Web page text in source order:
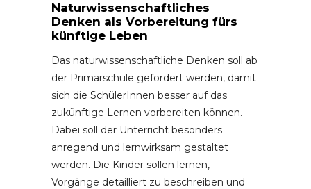
Naturwissenschaftliches
Denken als Vorbereitung fürs
künftige Leben
Das naturwissenschaftliche Denken soll ab
der Primarschule gefördert werden, damit
sich die SchülerInnen besser auf das
zukünftige Lernen vorbereiten können.
Dabei soll der Unterricht besonders
anregend und lernwirksam gestaltet
werden. Die Kinder sollen lernen,
Vorgänge detailliert zu beschreiben und